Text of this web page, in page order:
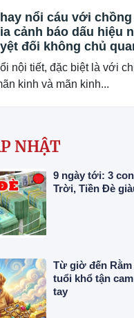
nổi cáu với chồng
cảnh báo dấu hiệu
đối không chủ
nội tiết, đặc biệt là với
kinh và mãn kinh...
NHẬT
9 ngày tới: 3
Trời, Tiền Đè
Từ giờ đến Rằm
tuổi khổ tận
tay